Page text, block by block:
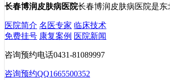
长春博润皮肤病医院长春博润皮肤病医院是
医院简介 名医专家 临床技术
免费挂号 康复案例 医院新闻
咨询预约电话0431-81089997
咨询预约QQ1665500352